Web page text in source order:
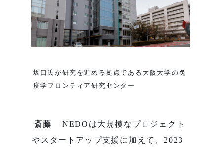
坂口氏が研究を進める拠点である大阪大学の免
疫学フロンティア研究センター
斎藤
NEDOは大規模なプロジェクト
やスタートアップ支援に加えて、2023